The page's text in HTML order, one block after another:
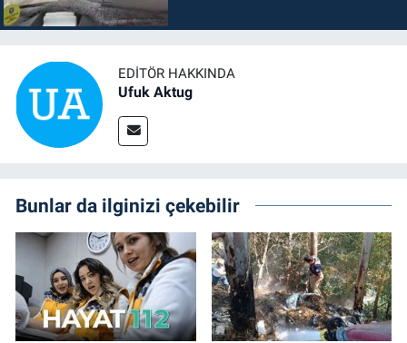
EDITÖR HAKKINDA
Ufuk Aktug
Bunlar da ilginizi çekebilir